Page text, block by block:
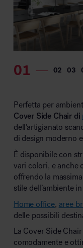
Perfetta per
Cover Side Chair di
dell’artigianato
di design moderno
È disponibile con
vari colori, e anche
offrendo la
stile dell’ambiente
Home office, aree
delle possibili
La Cover Side
comodamente e